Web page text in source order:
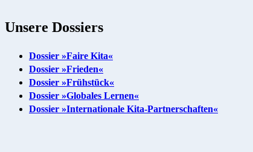
Unsere Dossiers
Dossier »Faire Kita«
Dossier »Frieden«
Dossier »Frühstück«
Dossier »Globales Lernen«
Dossier »Internationale Kita-Partnerschaften«